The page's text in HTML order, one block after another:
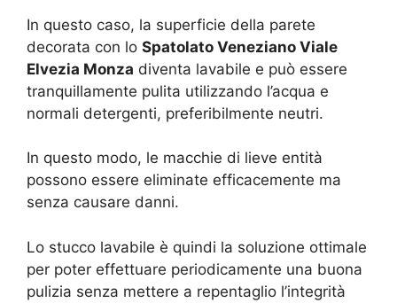
In questo caso, la superficie della parete
decorata con lo Spatolato Veneziano Viale
Elvezia Monza diventa lavabile e può essere
tranquillamente pulita utilizzando l’acqua e
normali detergenti, preferibilmente neutri.
In questo modo, le macchie di lieve entità
possono essere eliminate efficacemente ma
senza causare danni.
Lo stucco lavabile è quindi la soluzione ottimale
per poter effettuare periodicamente una buona
pulizia senza mettere a repentaglio l’integrità